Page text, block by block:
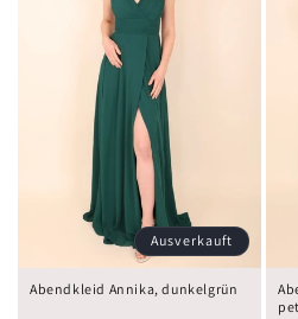
Ausverkauft
Abendkleid Annika, dunkelgrün